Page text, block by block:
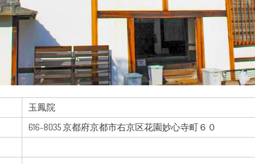
玉鳳院
616-8035 京都府京都市右京区花園妙心寺町６０